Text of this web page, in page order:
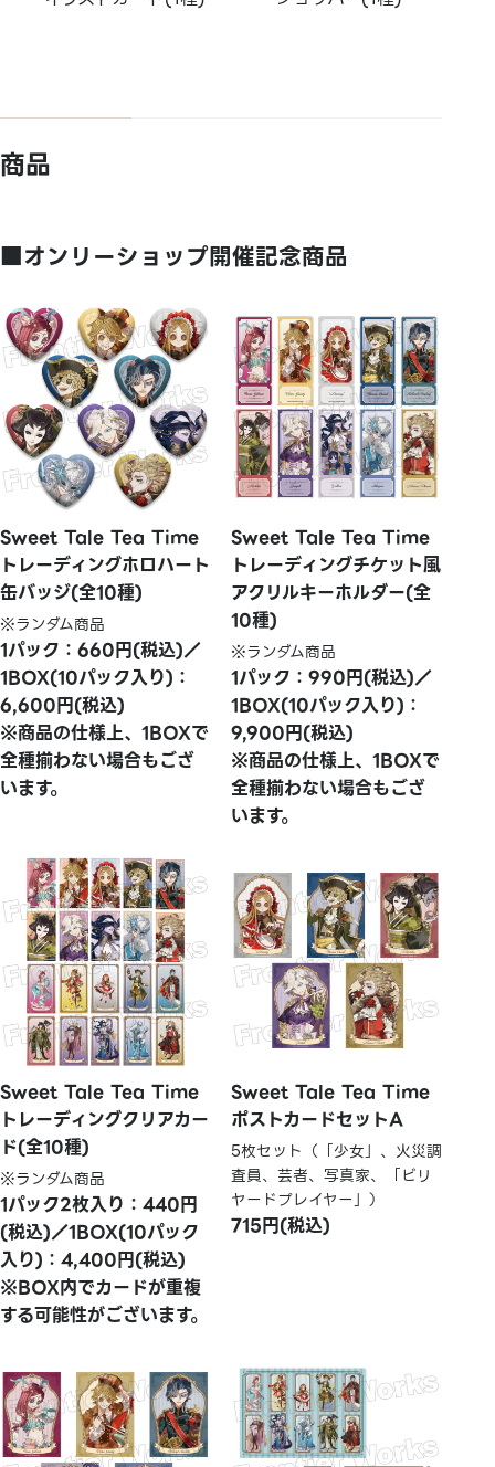
商品
■オンリーショップ開催記念商品
Sweet Tale Tea Time
トレーディングホロハート
缶バッジ(全10種)
※ランダム商品
1パック：660円(税込)／
1BOX(10パック入り)：
6,600円(税込)
※商品の仕様上、1BOXで
全種揃わない場合もござ
います。
Sweet Tale Tea Time
トレーディングチケット風
アクリルキーホルダー(全
10種)
※ランダム商品
1パック：990円(税込)／
1BOX(10パック入り)：
9,900円(税込)
※商品の仕様上、1BOXで
全種揃わない場合もござ
います。
Sweet Tale Tea Time
トレーディングクリアカー
ド(全10種)
※ランダム商品
1パック2枚入り：440円
(税込)／1BOX(10パック
入り)：4,400円(税込)
※BOX内でカードが重複
する可能性がございます。
Sweet Tale Tea Time
ポストカードセットA
5枚セット（「少女」、火災調
査員、芸者、写真家、「ビリ
ヤードプレイヤー」）
715円(税込)